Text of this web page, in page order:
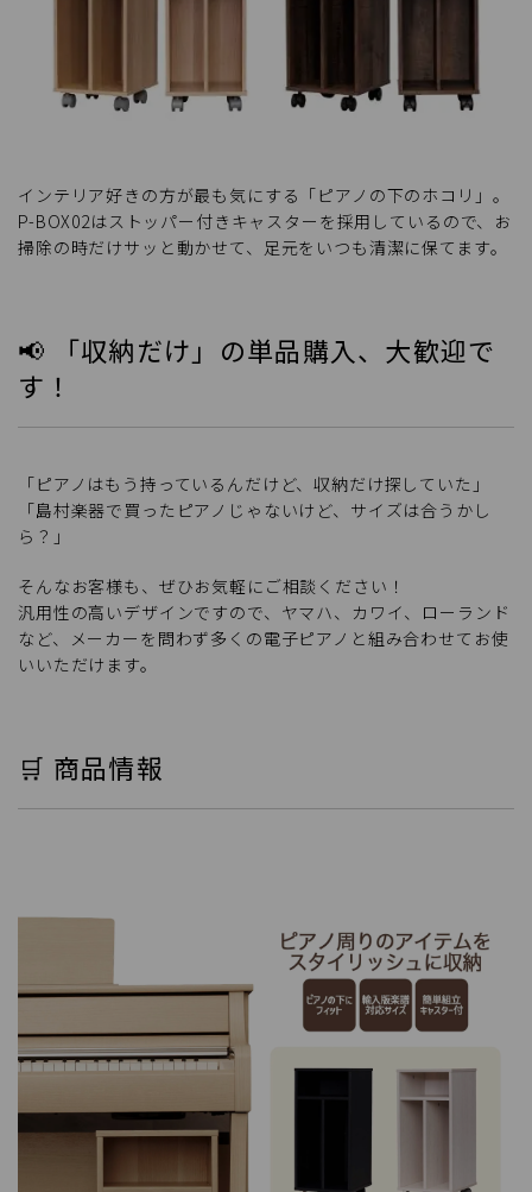
インテリア好きの方が最も気にする「ピアノの下のホコリ」。
P-BOX02はストッパー付きキャスターを採用しているので、お
掃除の時だけサッと動かせて、足元をいつも清潔に保てます。
📢 「収納だけ」の単品購入、大歓迎で
す！
「ピアノはもう持っているんだけど、収納だけ探していた」
「島村楽器で買ったピアノじゃないけど、サイズは合うかし
ら？」
そんなお客様も、ぜひお気軽にご相談ください！
汎用性の高いデザインですので、ヤマハ、カワイ、ローランド
など、メーカーを問わず多くの電子ピアノと組み合わせてお使
いいただけます。
🛒 商品情報